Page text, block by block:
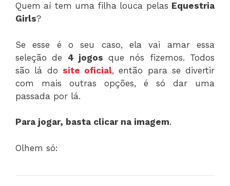
Quem aí tem uma filha louca pelas Equestria
Girls?
Se esse é o seu caso, ela vai amar essa
seleção de 4 jogos que nós fizemos. Todos
são lá do site oficial, então para se divertir
com mais outras opções, é só dar uma
passada por lá.
Para jogar, basta clicar na imagem.
Olhem só: